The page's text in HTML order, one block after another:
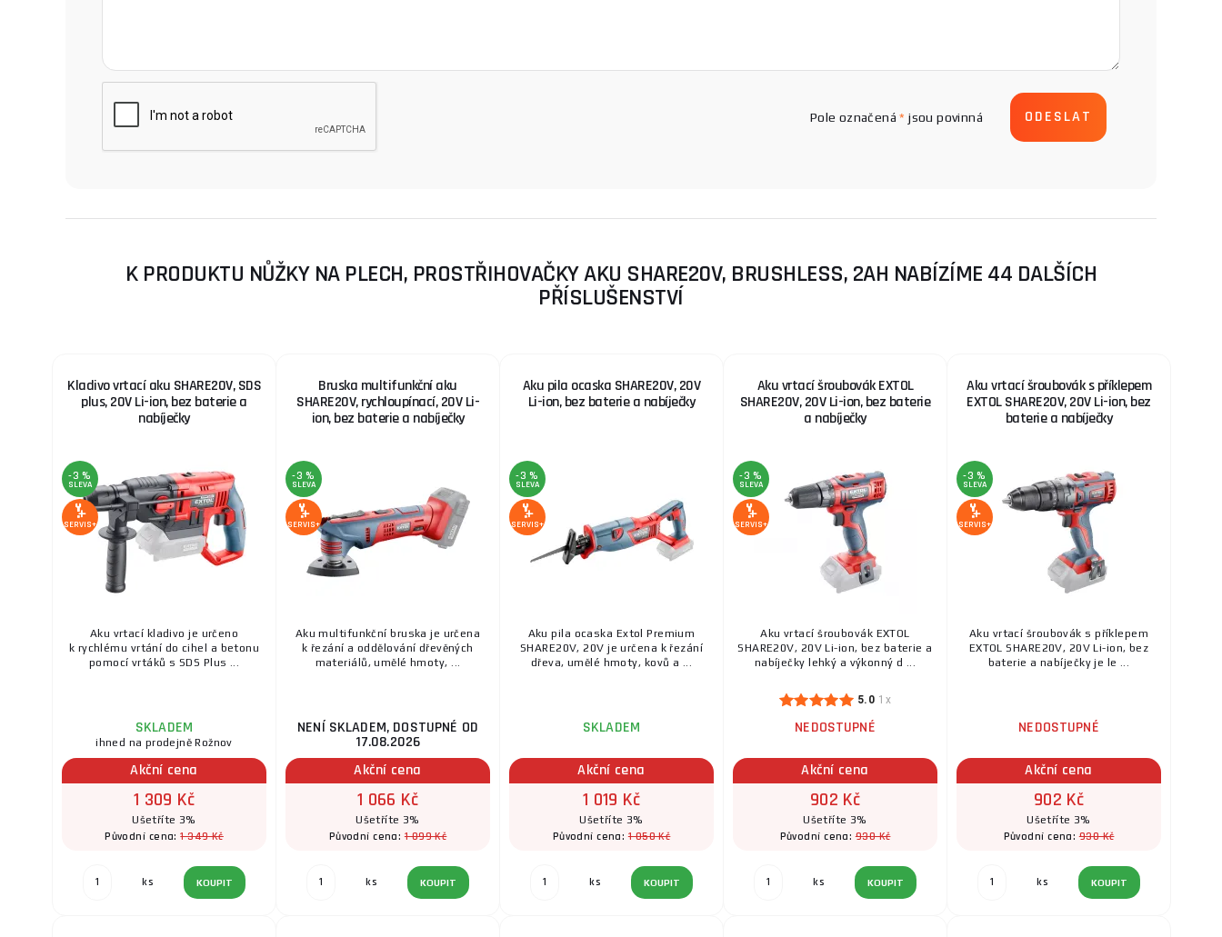
Pole označená* jsou povinná
K PRODUKTU NŮŽKY NA PLECH, PROSTŘIHOVAČKY AKU SHARE20V, BRUSHLESS, 2AH NABÍZÍME 44 DALŠÍCH
PŘÍSLUŠENSTVÍ
Kladivo vrtací aku SHARE20V, SDS
plus, 20V Li-ion, bez baterie a
nabíječky
-3 %
SLEVA
SERVIS+
Aku vrtací kladivo je určeno
k rychlému vrtání do cihel a betonu
pomocí vrtáků s SDS Plus ...
SKLADEM
ihned na prodejně Rožnov
Akční cena
1 309 Kč
Ušetříte 3%
Původní cena:1 349 Kč
ks KOUPIT
Bruska multifunkční aku
SHARE20V, rychloupínací, 20V Li-
ion, bez baterie a nabíječky
-3 %
SLEVA
SERVIS+
Aku multifunkční bruska je určena
k řezání a oddělování dřevěných
materiálů, umělé hmoty, ...
NENÍ SKLADEM, DOSTUPNÉ OD
17.08.2026
Akční cena
1 066 Kč
Ušetříte 3%
Původní cena:1 099 Kč
ks KOUPIT
Aku pila ocaska SHARE20V, 20V
Li-ion, bez baterie a nabíječky
-3 %
SLEVA
SERVIS+
Aku pila ocaska Extol Premium
SHARE20V, 20V je určena k řezání
dřeva, umělé hmoty, kovů a ...
SKLADEM
Akční cena
1 019 Kč
Ušetříte 3%
Původní cena:1 050 Kč
ks KOUPIT
Aku vrtací šroubovák EXTOL
SHARE20V, 20V Li-ion, bez baterie
a nabíječky
-3 %
SLEVA
SERVIS+
Aku vrtací šroubovák EXTOL
SHARE20V, 20V Li-ion, bez baterie a
nabíječky lehký a výkonný d ...
5.0 1x
NEDOSTUPNÉ
Akční cena
902 Kč
Ušetříte 3%
Původní cena:930 Kč
ks KOUPIT
Aku vrtací šroubovák s příklepem
EXTOL SHARE20V, 20V Li-ion, bez
baterie a nabíječky
-3 %
SLEVA
SERVIS+
Aku vrtací šroubovák s příklepem
EXTOL SHARE20V, 20V Li-ion, bez
baterie a nabíječky je le ...
NEDOSTUPNÉ
Akční cena
902 Kč
Ušetříte 3%
Původní cena:930 Kč
ks KOUPIT